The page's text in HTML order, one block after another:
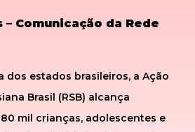
Comunicação da Rede
dos estados brasileiros, a Ação
Brasil (RSB) alcança
mil crianças, adolescentes e